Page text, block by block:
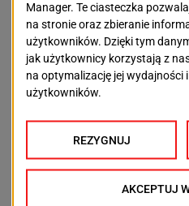
Aktualności
Podrobione
latek miał oszukiwać
2026-08-08
Szpital Wojewódzki
Powstanie
2026-08-07
Aktualności